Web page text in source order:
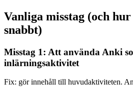
Vanliga misstag (och
snabbt)
Misstag 1: Att använda Anki
inlärningsaktivitet
Fix: gör innehåll till huvudaktiviteten.